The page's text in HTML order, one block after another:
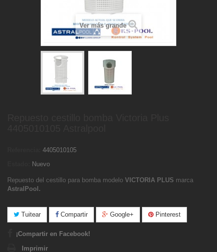
Ver más grande
4405010105
Nuevo
Repuesto del cestillo para bomba modelo VICTORIA PLUS marca
AstralPool.
Tuitear Compartir Google+ Pinterest
¡Compartir en Facebook!
Imprimir